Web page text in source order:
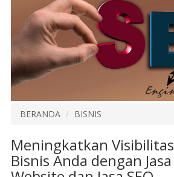
BERANDA BISNIS
Meningkatkan
Bisnis Anda dengan